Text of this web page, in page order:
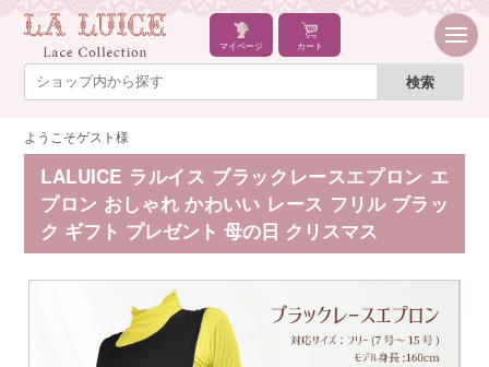
マイページ カート
ようこそゲスト様
LALUICE ラルイス ブラックレースエプロン エ
プロン おしゃれ かわいい レース フリル ブラッ
ク ギフト プレゼント 母の日 クリスマス